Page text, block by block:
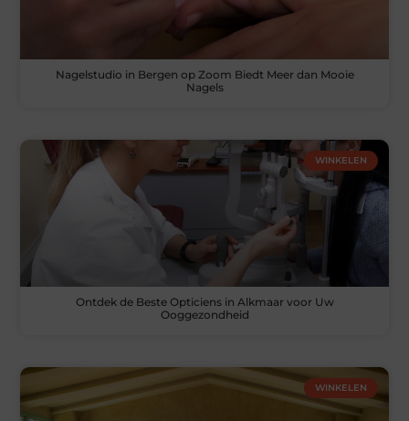
Nagelstudio in Bergen op Zoom Biedt Meer dan Mooie
Nagels
WINKELEN
Ontdek de Beste Opticiens in Alkmaar voor Uw
Ooggezondheid
WINKELEN